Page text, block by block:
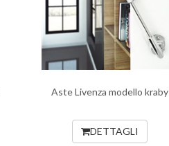
Aste Livenza modello kraby
DETTAGLI